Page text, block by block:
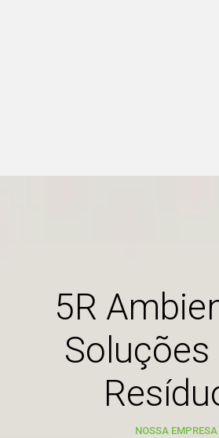
5R
Soluções
NOSSA EMPRESA